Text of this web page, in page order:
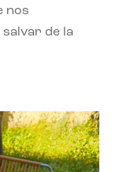
nos
de la